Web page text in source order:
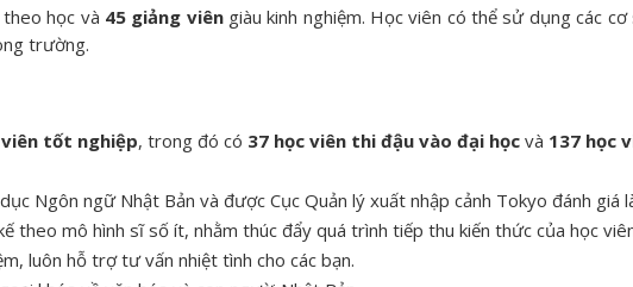
học và 45 giảng viêngiàu kinh nghiệm. Học viên có thể sử dụng các
trường.
viên tốt nghiệp, trong đó có 37 học viên thi đậu vào đại học và 137 học
Ngôn ngữ Nhật Bản và được Cục Quản lý xuất nhập cảnh Tokyo đánh
theo mô hình sĩ số ít, nhằm thúc đẩy quá trình tiếp thu kiến thức của học
luôn hỗ trợ tư vấn nhiệt tình cho các bạn.